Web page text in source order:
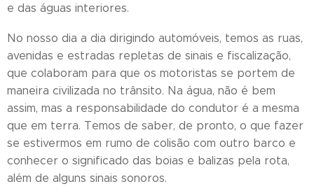
e das águas interiores.
No nosso dia a dia dirigindo automóveis, temos as ruas,
avenidas e estradas repletas de sinais e fiscalização,
que colaboram para que os motoristas se portem de
maneira civilizada no trânsito. Na água, não é bem
assim, mas a responsabilidade do condutor é a mesma
que em terra. Temos de saber, de pronto, o que fazer
se estivermos em rumo de colisão com outro barco e
conhecer o significado das boias e balizas pela rota,
além de alguns sinais sonoros.